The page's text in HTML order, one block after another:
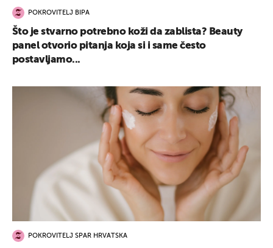
POKROVITELJ BIPA
Što je stvarno potrebno koži da zablista? Beauty
panel otvorio pitanja koja si i same često
postavljamo...
POKROVITELJ SPAR HRVATSKA